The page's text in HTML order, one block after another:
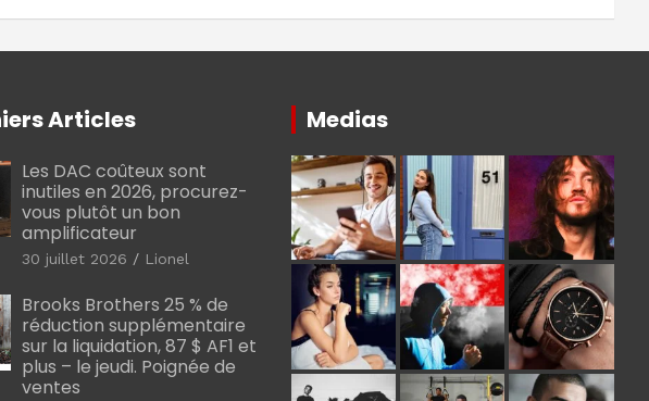
Articles
Les DAC coûteux sont
inutiles en 2026, procurez-
vous plutôt un bon
amplificateur
30 juillet 2026 Lionel
Brooks Brothers 25 % de
réduction supplémentaire
sur la liquidation, 87 $ AF1 et
plus – le jeudi. Poignée de
ventes
Medias